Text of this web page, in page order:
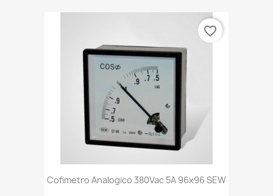
Cofimetro Analogico 380Vac 5A 96x96 SEW
favorite_border